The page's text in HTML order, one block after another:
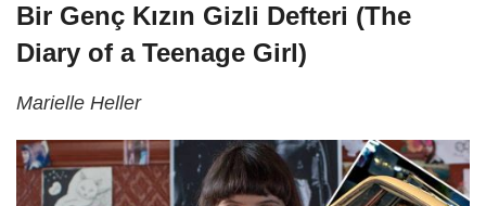
Bir Genç Kızın Gizli Defteri (The
Diary of a Teenage Girl)
Marielle Heller